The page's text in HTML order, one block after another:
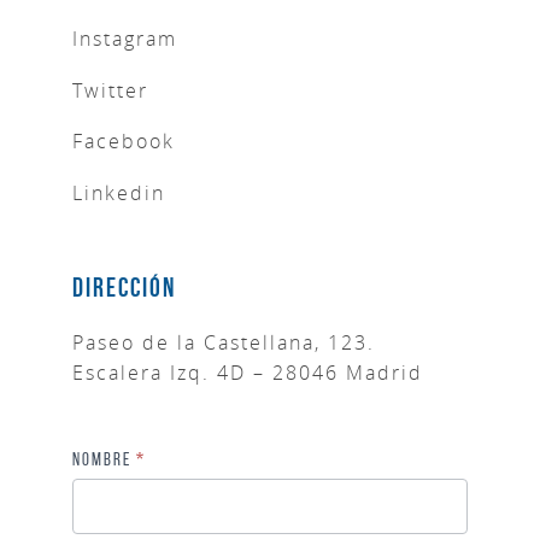
Instagram
Twitter
Facebook
Linkedin
Dirección
Paseo de la Castellana, 123.
Escalera Izq. 4D – 28046 Madrid
C
o
Nombre *